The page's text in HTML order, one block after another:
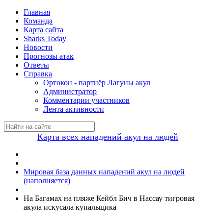
Главная
Команда
Карта сайта
Sharks Today
Новости
Прогнозы атак
Ответы
Справка
Ортокон - партнёр Лагуны акул
Администратор
Комментарии участников
Лента активности
Карта всех нападений акул на людей
Мировая база данных нападений акул на людей
(наполняется)
На Багамах на пляже Кейбл Бич в Нассау тигровая
акула искусала купальщика